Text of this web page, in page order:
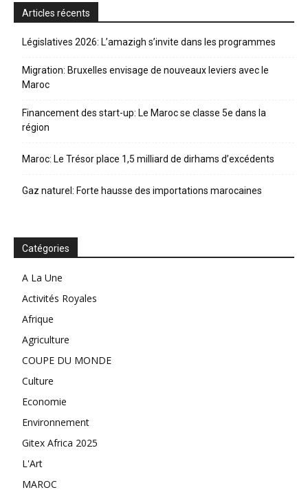
Articles récents
Législatives 2026: L’amazigh s’invite dans les programmes
Migration: Bruxelles envisage de nouveaux leviers avec le
Maroc
Financement des start-up: Le Maroc se classe 5e dans la
région
Maroc: Le Trésor place 1,5 milliard de dirhams d’excédents
Gaz naturel: Forte hausse des importations marocaines
Catégories
A La Une
Activités Royales
Afrique
Agriculture
COUPE DU MONDE
Culture
Economie
Environnement
Gitex Africa 2025
L'Art
MAROC